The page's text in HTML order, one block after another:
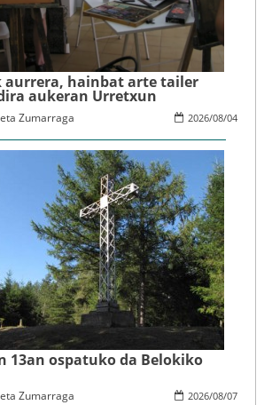
aurrera, hainbat arte tailer
aukeran Urretxun
2026/08/04
Zumarraga
13an ospatuko da Belokiko
2026/08/07
Zumarraga